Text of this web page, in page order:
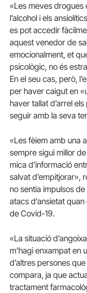
«Les meves drogues
l’alcohol i els
es pot accedir
aquest venedor de
emocionalment, et
psicològic, no és
En el seu cas, però,
per haver caigut en
haver tallat d’arrel
seguir amb la seva
«Les fèiem amb una
sempre sigui millor
mica d’informació
salvat d’empitjorar»,
no sentia impulsos
atacs d’ansietat
de Covid-19.
«La situació
m’hagi enxampat en
d’altres persones
compara, ja que
tractament